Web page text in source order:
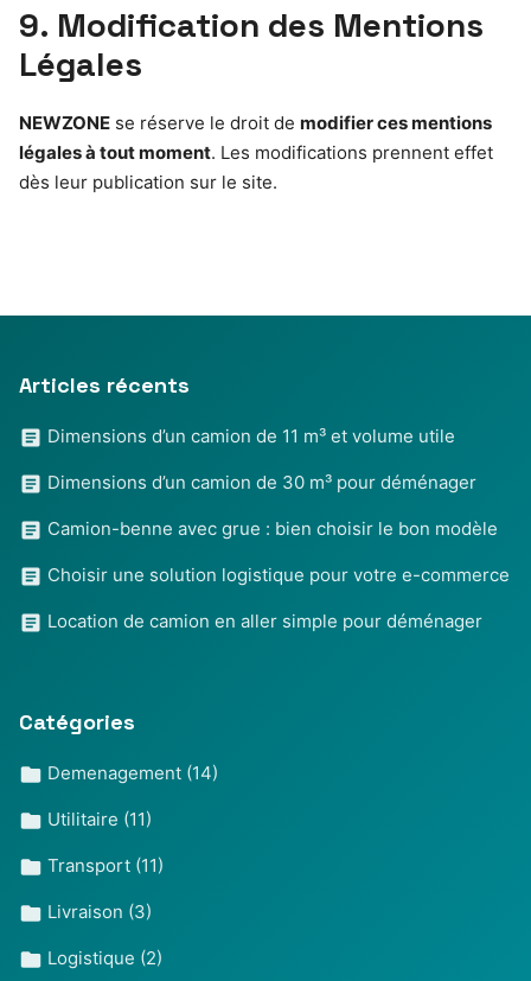
9. Modification des Mentions
Légales
NEWZONE se réserve le droit de modifier ces mentions
légales à tout moment. Les modifications prennent effet
dès leur publication sur le site.
Articles récents
Dimensions d’un camion de 11 m³ et volume utile
Dimensions d’un camion de 30 m³ pour déménager
Camion-benne avec grue : bien choisir le bon modèle
Choisir une solution logistique pour votre e-commerce
Location de camion en aller simple pour déménager
Catégories
Demenagement (14)
Utilitaire (11)
Transport (11)
Livraison (3)
Logistique (2)